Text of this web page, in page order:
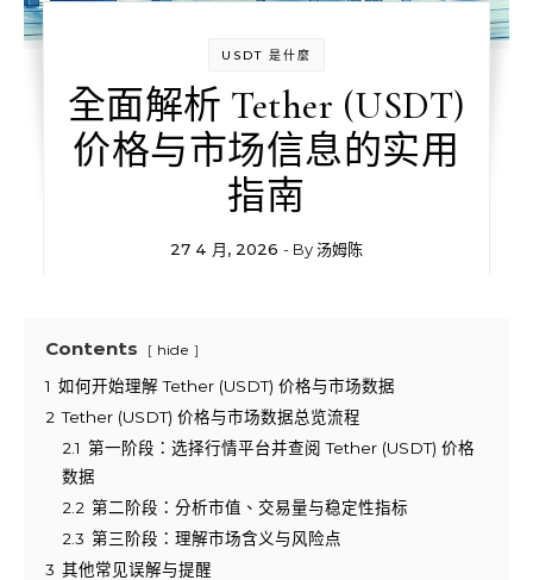
USDT 是什麼
全面解析 Tether (USDT)
价格与市场信息的实用
指南
27 4 月, 2026 - By汤姆陈
Contents hide
1 如何开始理解 Tether (USDT) 价格与市场数据
2 Tether (USDT) 价格与市场数据总览流程
2.1 第一阶段：选择行情平台并查阅 Tether (USDT) 价格
数据
2.2 第二阶段：分析市值、交易量与稳定性指标
2.3 第三阶段：理解市场含义与风险点
3 其他常见误解与提醒